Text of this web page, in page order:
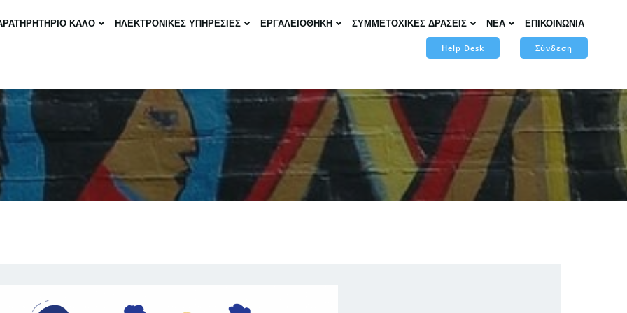
ΚΑΛΟ ΗΛΕΚΤΡΟΝΙΚΕΣ ΥΠΗΡΕΣΙΕΣ ΕΡΓΑΛΕΙΟΘΗΚΗ ΣΥΜΜΕΤΟΧΙΚΕΣ ΔΡΑΣΕΙΣ ΝΕΑ ΕΠΙΚΟΙΝΩΝΙΑ
Help Desk Σύνδεση